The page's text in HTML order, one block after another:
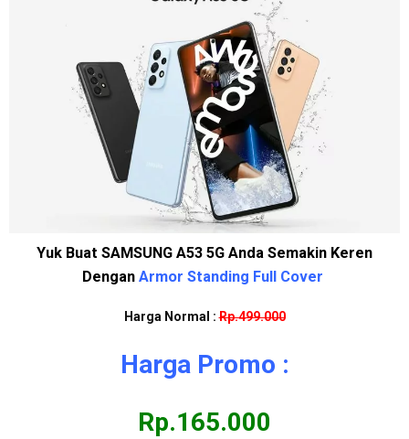
Yuk Buat SAMSUNG A53 5G Anda Semakin Keren
Dengan Armor Standing Full Cover
Harga Normal :Rp.499.000
Harga Promo :
Rp.165.000